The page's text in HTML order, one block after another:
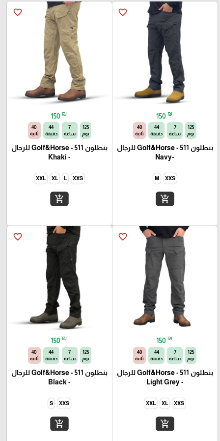
favorite_border
150 ₪
125
يوم
7
ساعة
44
دقيقة
40
ثانية
بنطلون Golf&Horse - 511 للرجال
-Navy
XXS
M
add_shopping_cart
favorite_border
150 ₪
125
يوم
7
ساعة
44
دقيقة
40
ثانية
بنطلون Golf&Horse - 511 للرجال
- Khaki
XXS
L
XL
XXL
add_shopping_cart
favorite_border
150 ₪
125
يوم
7
ساعة
44
دقيقة
40
ثانية
بنطلون Golf&Horse - 511 للرجال
- Light Grey
XXS
XL
XXL
add_shopping_cart
favorite_border
150 ₪
125
يوم
7
ساعة
44
دقيقة
40
ثانية
بنطلون Golf&Horse - 511 للرجال
- Black
XXS
S
add_shopping_cart